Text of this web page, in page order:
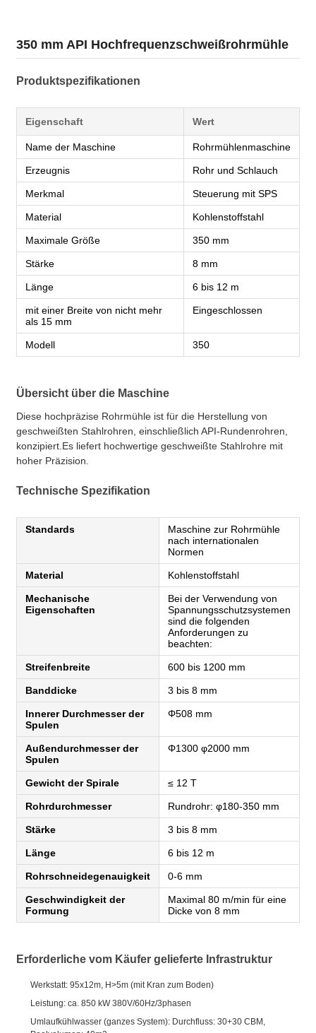
350 mm API Hochfrequenzschweißrohrmühle
Produktspezifikationen
Eigenschaft Wert
Name der Maschine Rohrmühlenmaschine
Erzeugnis Rohr und Schlauch
Merkmal Steuerung mit SPS
Material Kohlenstoffstahl
Maximale Größe 350 mm
Stärke 8 mm
Länge 6 bis 12 m
mit einer Breite von nicht mehr
als 15 mm
Eingeschlossen
Modell 350
Übersicht über die Maschine
Diese hochpräzise Rohrmühle ist für die Herstellung von
geschweißten Stahlrohren, einschließlich API-Rundenrohren,
konzipiert.Es liefert hochwertige geschweißte Stahlrohre mit
hoher Präzision.
Technische Spezifikation
Standards
Maschine zur Rohrmühle
nach internationalen
Normen
Material Kohlenstoffstahl
Mechanische
Eigenschaften
Bei der Verwendung von
Spannungsschutzsystemen
sind die folgenden
Anforderungen zu
beachten:
Streifenbreite 600 bis 1200 mm
Banddicke 3 bis 8 mm
Innerer Durchmesser der
Spulen
Φ508 mm
Außendurchmesser der
Spulen
Φ1300 φ2000 mm
Gewicht der Spirale ≤ 12 T
Rohrdurchmesser Rundrohr: φ180-350 mm
Stärke 3 bis 8 mm
Länge 6 bis 12 m
Rohrschneidegenauigkeit 0-6 mm
Geschwindigkeit der
Formung
Maximal 80 m/min für eine
Dicke von 8 mm
Erforderliche vom Käufer gelieferte Infrastruktur
Werkstatt: 95x12m, H>5m (mit Kran zum Boden)
Leistung: ca. 850 kW 380V/60Hz/3phasen
Umlaufkühlwasser (ganzes System): Durchfluss: 30+30 CBM,